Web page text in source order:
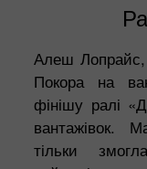
Алеш Лопрайс,
Покора на
фінішу ралі
вантажівок.
тільки